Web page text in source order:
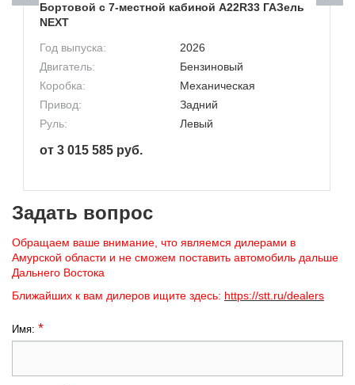
Бортовой с 7-местной кабиной A22R33 ГАЗель
NEXT
Год выпуска:
2026
Двигатель:
Бензиновый
Коробка:
Механическая
Привод:
Задний
Руль:
Левый
от 3 015 585 руб.
Задать вопрос
Обращаем ваше внимание, что являемся дилерами в
Амурской области и не сможем поставить автомобиль дальше
Дальнего Востока
Ближайших к вам дилеров ищите здесь: https://stt.ru/dealers
Имя: *